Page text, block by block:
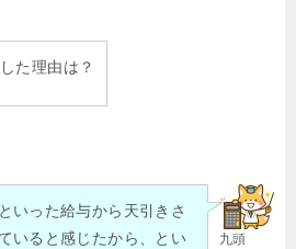
た理由は？
九頭
いった給与から天引きさ
いると感じたから、とい